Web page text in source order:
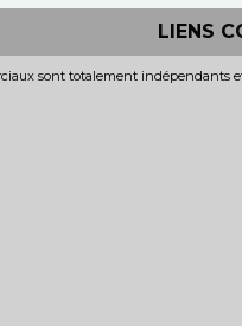
LIENS
sont totalement indépendants